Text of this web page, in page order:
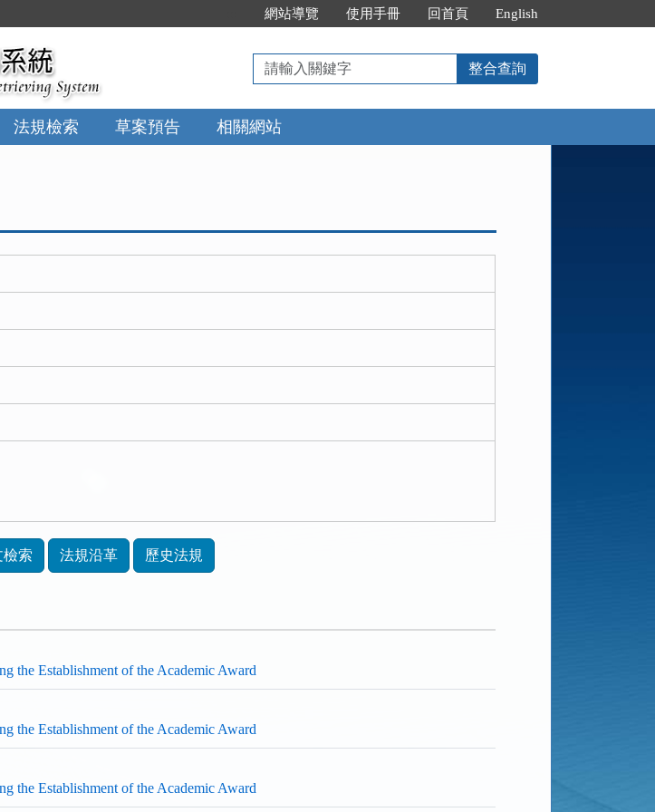
網站導覽 使用手冊 回首頁 English
請
輸
入
關
鍵
整合查詢
法規檢索 草案預告 相關網站
檢索 法規沿革 歷史法規
the Establishment of the Academic Award
the Establishment of the Academic Award
the Establishment of the Academic Award